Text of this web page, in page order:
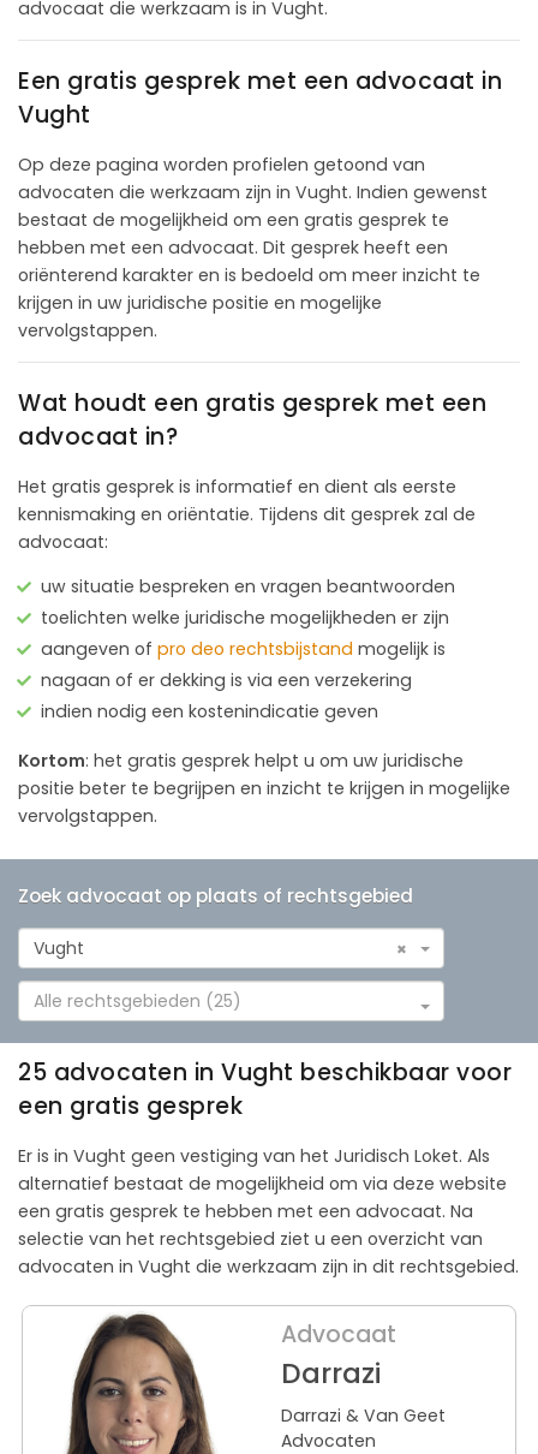
advocaat die werkzaam is in Vught.
Een gratis gesprek met een advocaat in
Vught
Op deze pagina worden profielen getoond van
advocaten die werkzaam zijn in Vught. Indien gewenst
bestaat de mogelijkheid om een gratis gesprek te
hebben met een advocaat. Dit gesprek heeft een
oriënterend karakter en is bedoeld om meer inzicht te
krijgen in uw juridische positie en mogelijke
vervolgstappen.
Wat houdt een gratis gesprek met een
advocaat in?
Het gratis gesprek is informatief en dient als eerste
kennismaking en oriëntatie. Tijdens dit gesprek zal de
advocaat:
uw situatie bespreken en vragen beantwoorden
toelichten welke juridische mogelijkheden er zijn
aangeven of pro deo rechtsbijstand mogelijk is
nagaan of er dekking is via een verzekering
indien nodig een kostenindicatie geven
Kortom: het gratis gesprek helpt u om uw juridische
positie beter te begrijpen en inzicht te krijgen in mogelijke
vervolgstappen.
Zoek advocaat op plaats of rechtsgebied
×
Vught
Alle rechtsgebieden (25)
25 advocaten in Vught beschikbaar voor
een gratis gesprek
Er is in Vught geen vestiging van het Juridisch Loket. Als
alternatief bestaat de mogelijkheid om via deze website
een gratis gesprek te hebben met een advocaat. Na
selectie van het rechtsgebied ziet u een overzicht van
advocaten in Vught die werkzaam zijn in dit rechtsgebied.
Advocaat
Darrazi
Darrazi & Van Geet
Advocaten